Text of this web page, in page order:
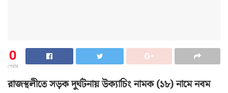
0
শেয়ার
রাজস্থলীতে সড়ক দুর্ঘটনায় উক্যাচিং নামক (১৮) নামে নবম